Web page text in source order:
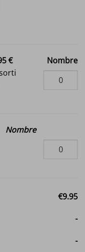
€
Nombre
Nombre
€9.95
-
-